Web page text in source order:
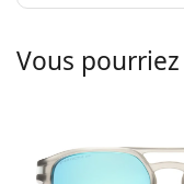
Vous